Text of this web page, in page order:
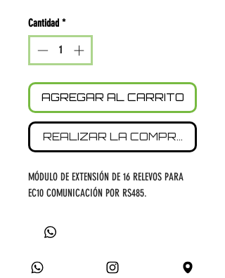
Cantidad *
AGREGAR AL CARRITO
REALIZAR LA COMPRA
MÓDULO DE EXTENSIÓN DE 16 RELEVOS PARA
EC10 COMUNICACIÓN POR RS485.
DE TIENDA